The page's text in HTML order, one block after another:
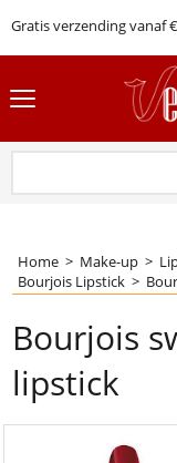
Gratis verzending vanaf
Home > Make-up >
Bourjois Lipstick >
Bourjois
lipstick